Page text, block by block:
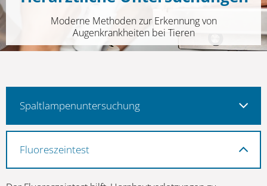
Moderne Methoden zur Erkennung von
Augenkrankheiten bei Tieren
Spaltlampenuntersuchung
Fluoreszeintest